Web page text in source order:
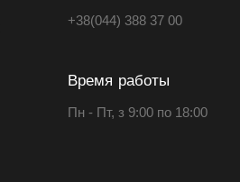
+38(044) 388 37 00
Время работы
Пн - Пт, з 9:00 по 18:00